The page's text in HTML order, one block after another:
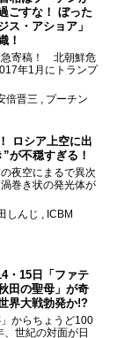
ごすな！ ぼった
ス・アショア」
！
寄稿！ 北朝鮮危
年1月にトランプ
倍晋三
プーチン
ロシア上空に出
が不穏すぎる！
夜空にまるで異次
巻き状の発光体が
しんじ
ICBM
・15日「ファテ
田の聖母」が奇
界大戦勃発か!?
」からちょうど100
世紀の対面が日